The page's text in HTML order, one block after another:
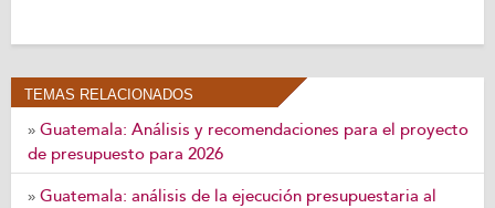
TEMAS RELACIONADOS
» Guatemala: Análisis y recomendaciones para el proyecto
de presupuesto para 2026
» Guatemala: análisis de la ejecución presupuestaria al